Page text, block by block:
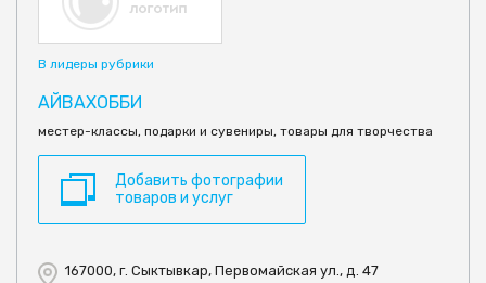
В лидеры рубрики
АЙВАХОББИ
местер-классы, подарки и сувениры, товары для творчества
Добавить фотографии
товаров и услуг
167000, г. Сыктывкар, Первомайская ул., д. 47